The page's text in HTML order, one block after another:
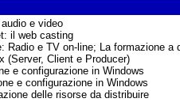
e video
il web casting
Radio e TV on-line; La formazione a
(Server, Client e Producer)
e configurazione in Windows
e configurazione in Windows
delle risorse da distribuire